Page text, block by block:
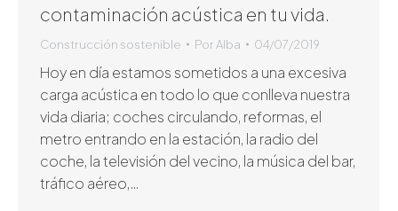
contaminación acústica en tu vida.
Construcción sostenible PorAlba 04/07/2019
Hoy en día estamos sometidos a una excesiva
carga acústica en todo lo que conlleva nuestra
vida diaria; coches circulando, reformas, el
metro entrando en la estación, la radio del
coche, la televisión del vecino, la música del bar,
tráfico aéreo,…